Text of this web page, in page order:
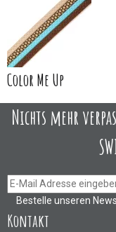
Color Me Up
Nichts mehr
Bestelle unseren
Kontakt